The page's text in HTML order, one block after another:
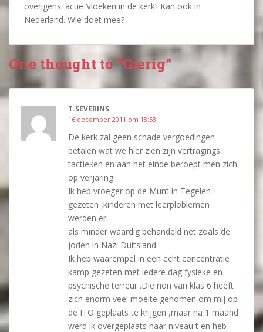
overigens: actie ‘vloeken in de kerk’! Kan ook in
Nederland. Wie doet mee?
One thought to “Gierig”
T.SEVERINS
16 december 2011 om 18:53
De kerk zal geen schade vergoedingen
betalen wat we hier zien zijn vertragings
tactieken en aan het einde beroept men zich
op verjaring.
Ik heb vroeger op de Munt in Tegelen
gezeten ,kinderen met leerploblemen
werden er
als minder waardig behandeld net zoals de
joden in Nazi Duitsland.
Ik heb waarempel in een echt concentratie
kamp gezeten met iedere dag fysieke en
psychische terreur .Die non van klas 6 heeft
zich enorm veel moeite genomen om mij op
de ITO geplaats te krijgen ,maar na 1 maand
werd ik overgeplaats naar niveau t en heb